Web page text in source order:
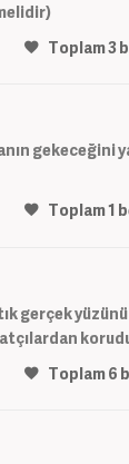
Toplam3
gekeceğini
Toplam1
gerçek
Toplam6